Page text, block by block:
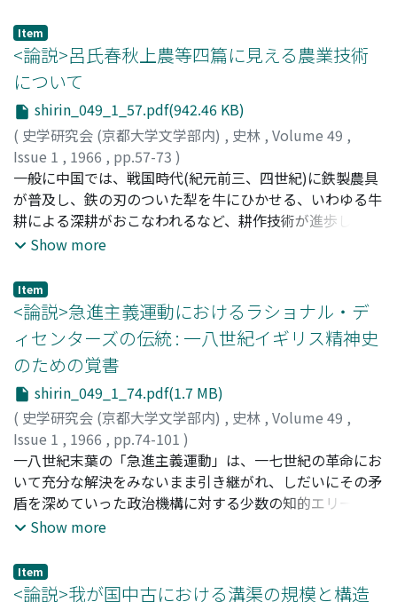
日警戒、しだいに軍閥官僚に挑判的となりつつあった議会
勢力・世論の圧力が、政策の混迷を生み出した。それは明
治末期の日本の権力構造の縮図であった。
Item
<論説>呂氏春秋上農等四篇に見える農業技術
について
shirin_049_1_57.pdf(942.46 KB)
( 史学研究会 (京都大学文学部内) , 史林 , Volume 49 ,
Issue 1 , 1966 , pp.57-73 )
大島, 利一;Oshima, Toshikazu;オオシマ, トシカズ
一般に中国では、戦国時代(紀元前三、四世紀)に鉄製農具
が普及し、鉄の刃のついた犁を牛にひかせる、いわゆる牛
耕による深耕がおこなわれるなど、耕作技術が進歩し、農
業生産力は増大したといわれる。しかしこれを疑問視する
は、なお明らかではない。この小論は、戦国末期の編著と
いわれる呂氏春秋の上農等四篇から、当時の耕作技術の一
部を明らかにし、漢代の代田法との関連に言及したもので
ある。
Show more
Item
<論説>急進主義運動におけるラショナル・デ
ィセンターズの伝統 : 一八世紀イギリス精神史
のための覚書
shirin_049_1_74.pdf(1.7 MB)
( 史学研究会 (京都大学文学部内) , 史林 , Volume 49 ,
Issue 1 , 1966 , pp.74-101 )
板橋, 重夫;Itabashi, Shigeo;イタバシ, シゲオ
一八世紀末葉の「急進主義運動」は、一七世紀の革命にお
いて充分な解決をみないまま引き継がれ、しだいにその矛
盾を深めていった政治機構に対する少数の知的エリートを
申心にした反撃であった。この反体制運動の一翼を担って
り、その中核をなしたのはユニテリアンズであった。彼ら
はその神学において一七世紀のピュァリタニズムとは断絶
Show more
Item
<論説>我が国中古における溝渠の規模と構造